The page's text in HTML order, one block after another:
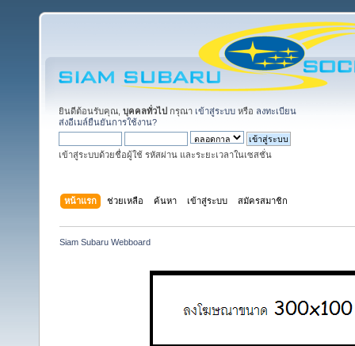
ยินดีต้อนรับคุณ, บุคคลทั่วไป กรุณา เข้าสู่ระบบ หรือ ลงทะเบียน
ส่งอีเมล์ยืนยันการใช้งาน?
เข้าสู่ระบบด้วยชื่อผู้ใช้ รหัสผ่าน และระยะเวลาในเซสชั่น
หน้าแรก ช่วยเหลือ ค้นหา เข้าสู่ระบบ สมัครสมาชิก
Siam Subaru Webboard